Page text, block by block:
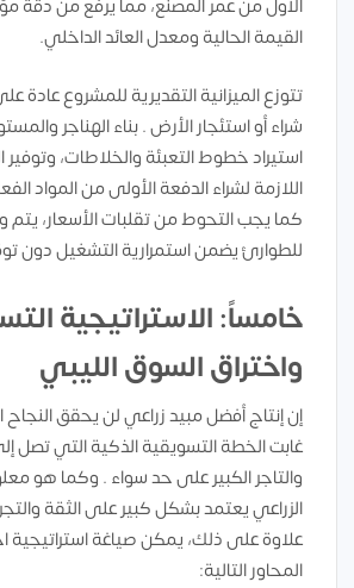
الأول من عمر المصنع، مما يرفع من دقة
القيمة الحالية ومعدل العائد الداخلي.
تتوزع الميزانية التقديرية للمشروع عادة
شراء أو استئجار الأرض . بناء الهناجر
استيراد خطوط التعبئة والخلاطات، وتوفير
اللازمة لشراء الدفعة الأولى من المواد
كما يجب التحوط من تقلبات الأسعار،
للطوارئ يضمن استمرارية التشغيل دون
خامساً: الاستراتيجية
واختراق السوق الليبي
إن إنتاج أفضل مبيد زراعي لن يحقق
غابت الخطة التسويقية الذكية التي تصل
والتاجر الكبير على حد سواء . وكما هو
الزراعي يعتمد بشكل كبير على الثقة
علاوة على ذلك، يمكن صياغة استراتيجية
المحاور التالية: